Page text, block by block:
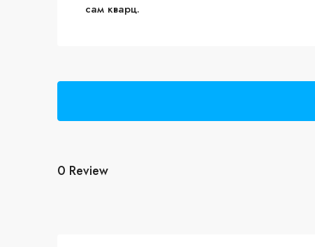
сам кварц.
0 Review